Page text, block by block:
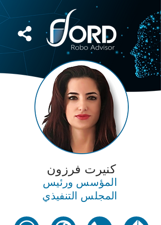
كنيرت فرزون
المؤسس ورئيس
المجلس التنفيذي